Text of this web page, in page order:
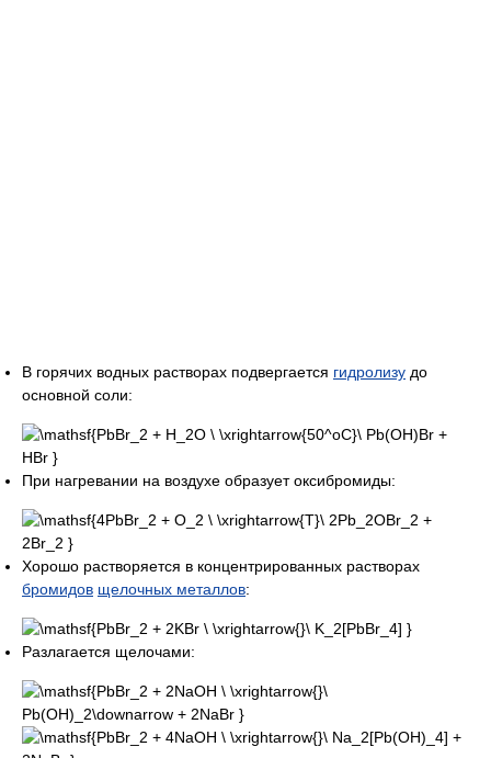
В горячих водных растворах подвергается гидролизу до
основной соли:
При нагревании на воздухе образует оксибромиды:
Хорошо растворяется в концентрированных растворах
бромидов щелочных металлов:
Разлагается щелочами: